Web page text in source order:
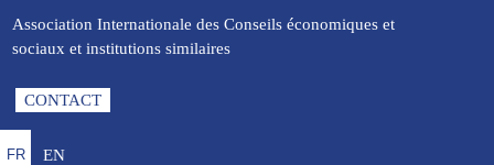
Association Internationale des Conseils économiques et
sociaux et institutions similaires
CONTACT
FR EN